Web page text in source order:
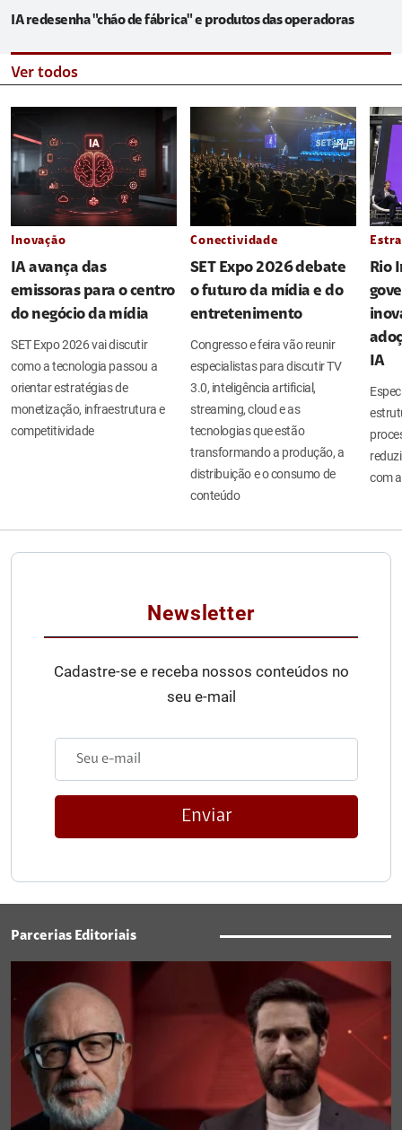
IA redesenha "chão de fábrica" e produtos das operadoras
Ver todos
Inovação
IA avança das
emissoras para o centro
do negócio da mídia
SET Expo 2026 vai discutir
como a tecnologia passou a
orientar estratégias de
monetização, infraestrutura e
competitividade
Conectividade
SET Expo 2026 debate
o futuro da mídia e do
entretenimento
Congresso e feira vão reunir
especialistas para discutir TV
3.0, inteligência artificial,
streaming, cloud e as
tecnologias que estão
transformando a produção, a
distribuição e o consumo de
conteúdo
Rio
IA
com
Newsletter
Cadastre-se e receba nossos conteúdos no
seu e-mail
Enviar
Parcerias Editoriais